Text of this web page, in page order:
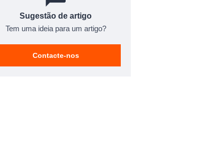
Sugestão de artigo
Tem uma ideia para um artigo?
Contacte-nos